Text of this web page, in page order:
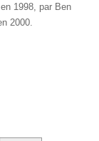
1998, par Ben
2000.